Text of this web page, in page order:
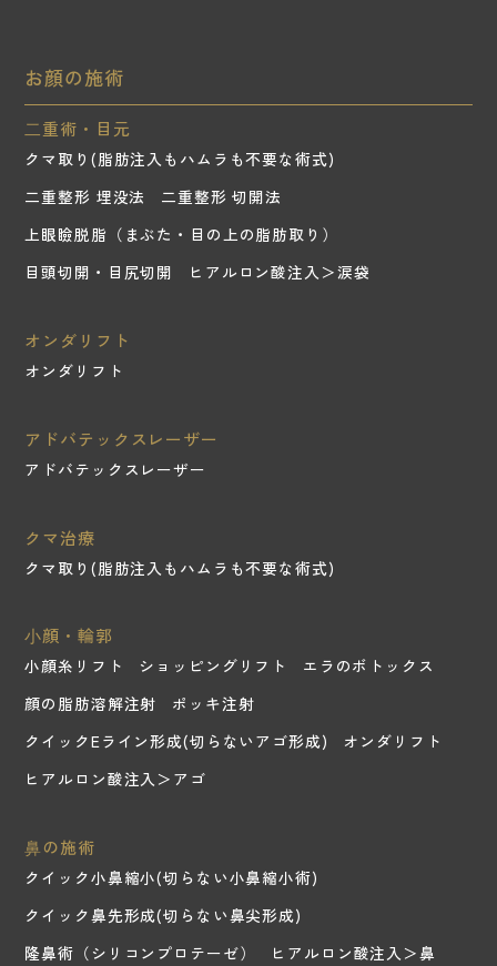
お顔の施術
⼆重術・目元
クマ取り(脂肪注入もハムラも不要な術式)
二重整形 埋没法
二重整形 切開法
上眼瞼脱脂（まぶた・目の上の脂肪取り）
目頭切開・目尻切開
ヒアルロン酸注入＞涙袋
オンダリフト
オンダリフト
アドバテックスレーザー
アドバテックスレーザー
クマ治療
クマ取り(脂肪注入もハムラも不要な術式)
⼩顔・輪郭
小顔糸リフト ショッピングリフト
エラのボトックス
顔の脂肪溶解注射
ポッキ注射
クイックEライン形成(切らないアゴ形成)
オンダリフト
ヒアルロン酸注入＞アゴ
⿐の施術
クイック小鼻縮小(切らない小鼻縮小術)
クイック鼻先形成(切らない鼻尖形成)
隆鼻術（シリコンプロテーゼ）
ヒアルロン酸注入＞鼻